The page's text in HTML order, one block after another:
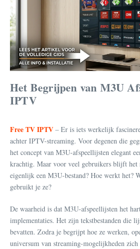
Het Begrijpen van M3U
IPTV
Free TV IPTV – Er is iets werkelijk
achter IPTV-streaming. Voor degenen die
het concept van M3U-afspeellijsten elegant
krachtig. Maar voor veel gebruikers blijft het
eigenlijk een M3U-bestand? Hoe werkt het?
gebruikt je ze?
De waarheid is dat M3U-afspeellijsten het
implementaties. Het zijn tekstbestanden die
bevatten. Zodra je begrijpt hoe ze werken,
universum van streaming-mogelijkheden